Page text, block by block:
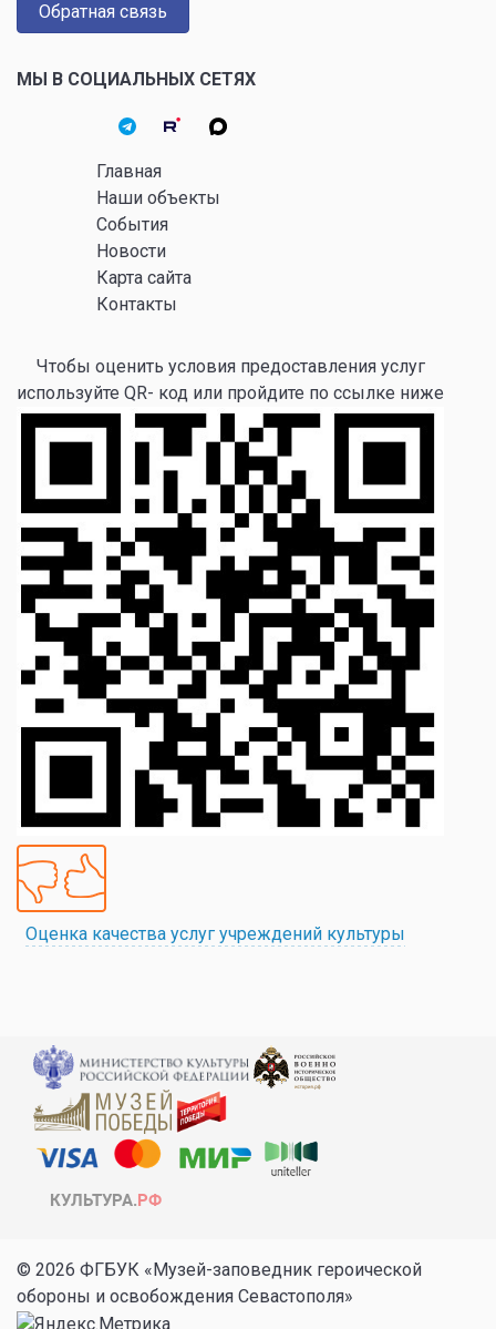
Обратная связь
МЫ В СОЦИАЛЬНЫХ СЕТЯХ
Главная
Наши объекты
События
Новости
Карта сайта
Контакты
Чтобы оценить условия предоставления услуг
используйте QR- код или пройдите по ссылке ниже
Оценка качества услуг учреждений культуры
© 2026 ФГБУК «Музей-заповедник героической
обороны и освобождения Севастополя»